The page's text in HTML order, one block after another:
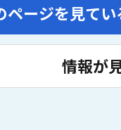
ページを見てい
情報が